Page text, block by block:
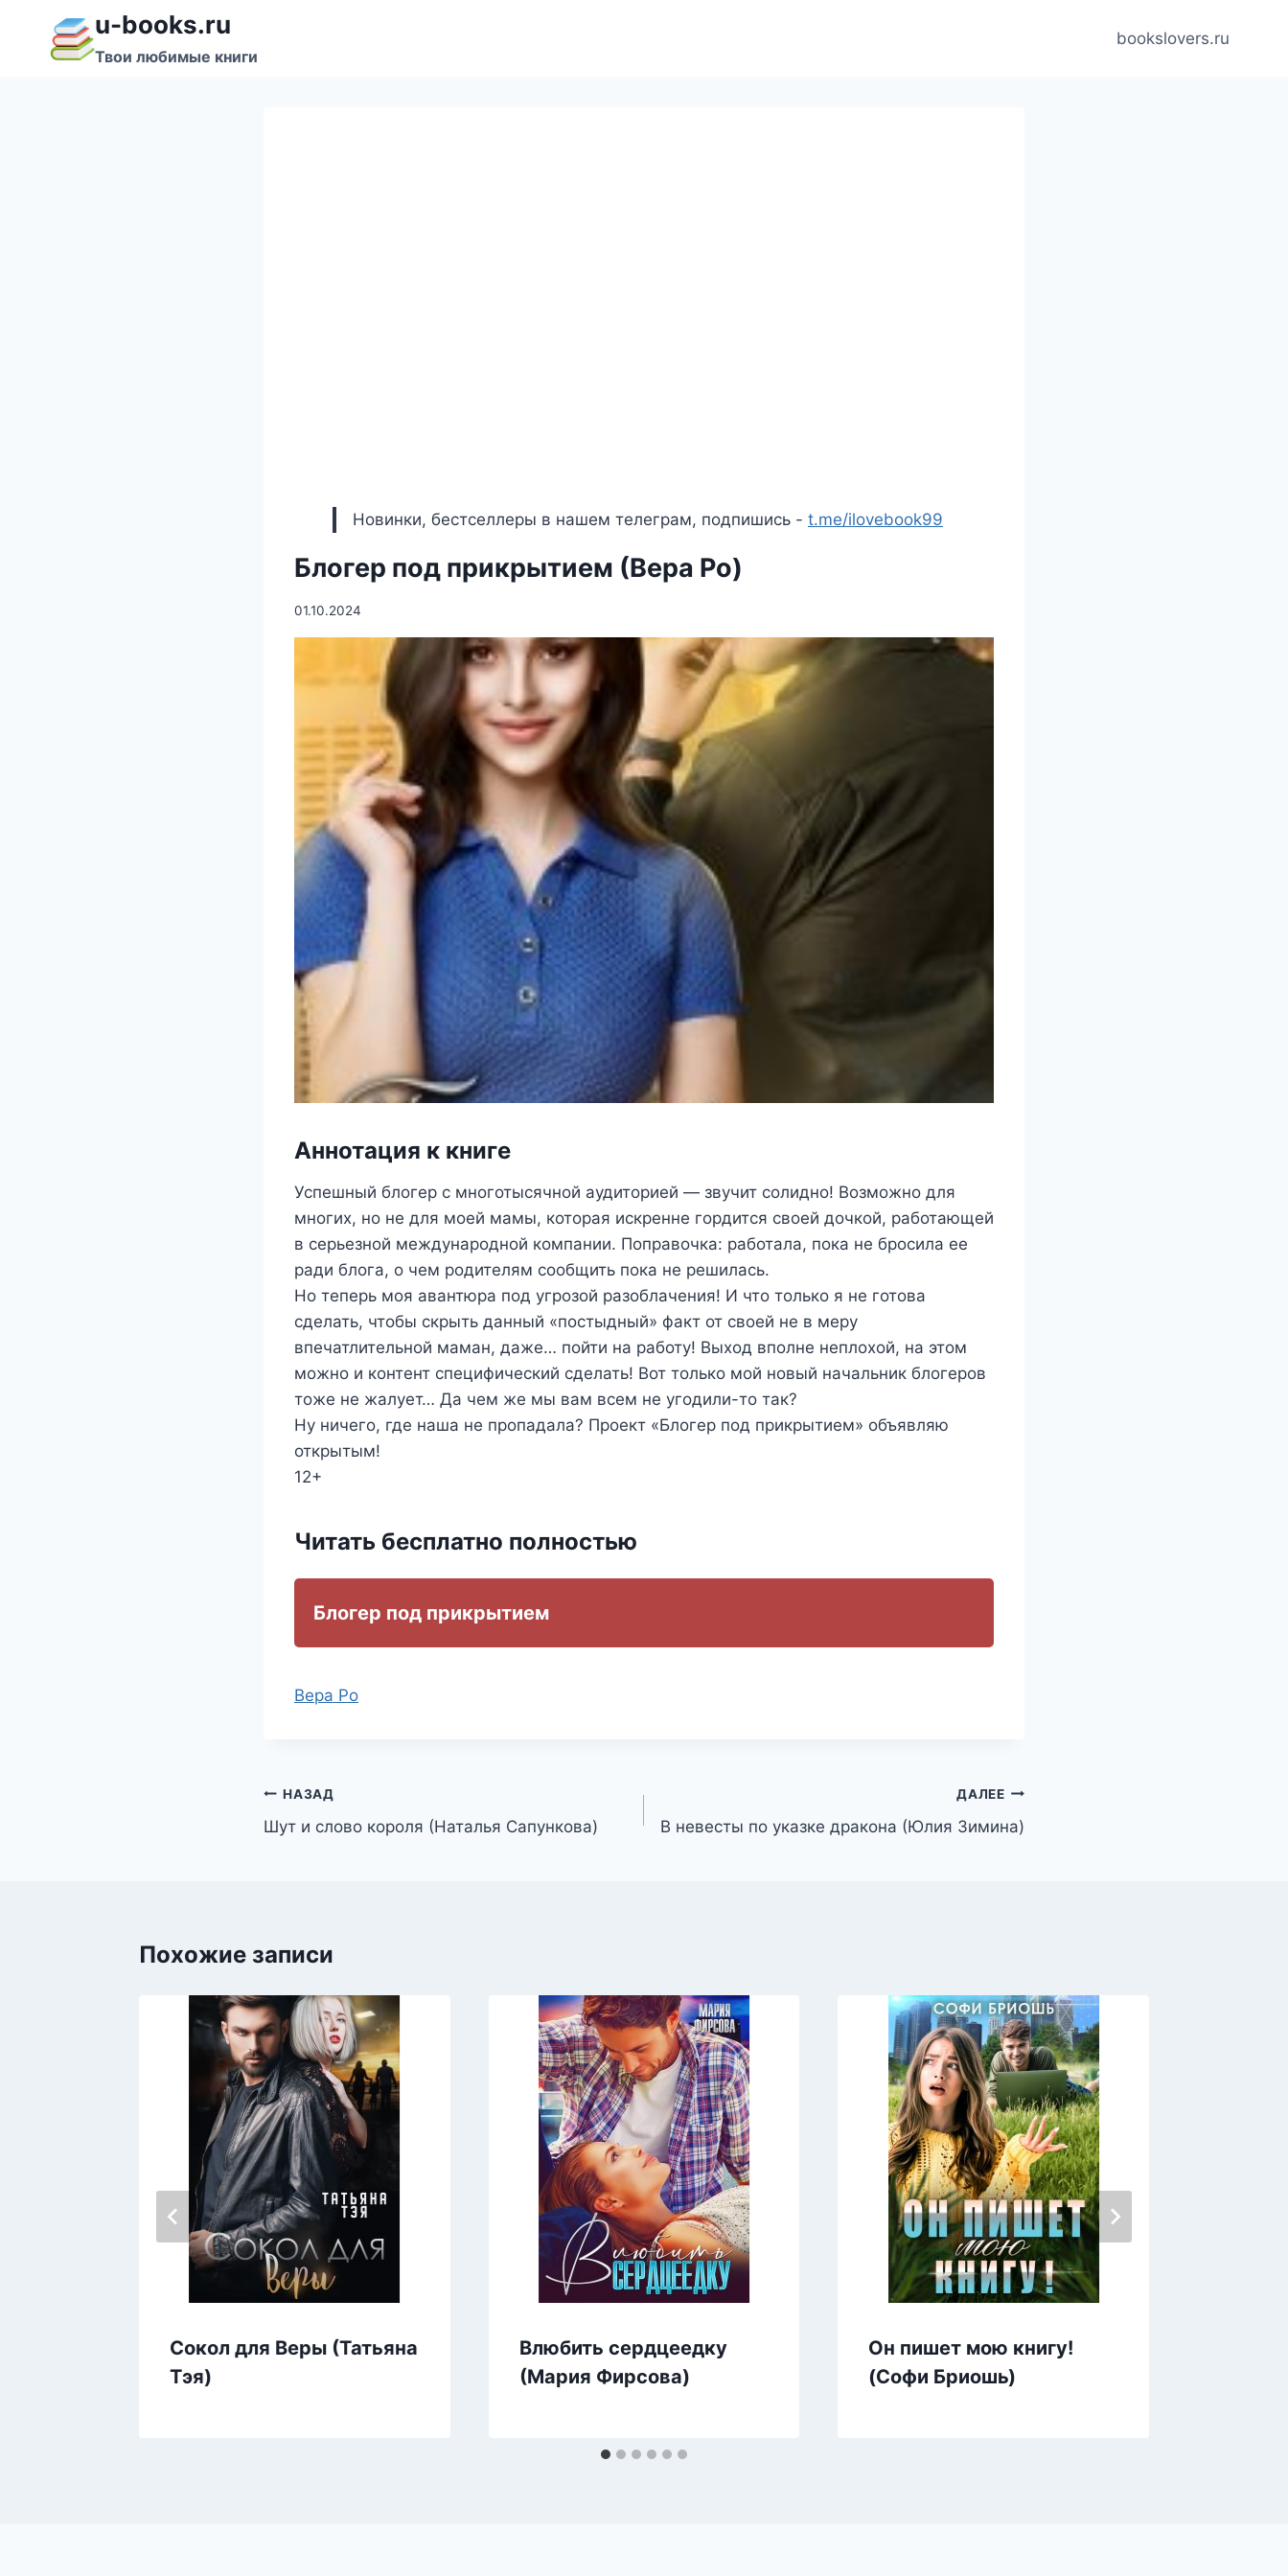
содержимому
u-books.ru
Твои любимые книги
bookslovers.ru
Новинки, бестселлеры в нашем телеграм, подпишись - t.me/ilovebook99
Блогер под прикрытием (Вера Ро)
01.10.2024
Аннотация к книге
Успешный блогер с многотысячной аудиторией — звучит солидно! Возможно для
многих, но не для моей мамы, которая искренне гордится своей дочкой, работающей
в серьезной международной компании. Поправочка: работала, пока не бросила ее
ради блога, о чем родителям сообщить пока не решилась.
Но теперь моя авантюра под угрозой разоблачения! И что только я не готова
сделать, чтобы скрыть данный «постыдный» факт от своей не в меру
впечатлительной маман, даже… пойти на работу! Выход вполне неплохой, на этом
можно и контент специфический сделать! Вот только мой новый начальник блогеров
тоже не жалует… Да чем же мы вам всем не угодили-то так?
Ну ничего, где наша не пропадала? Проект «Блогер под прикрытием» объявляю
открытым!
12+
Читать бесплатно полностью
Блогер под прикрытием
Метки
Вера Ро
Навигация
по
НАЗАД
Шут и слово короля (Наталья Сапункова)
ДАЛЕЕ
В невесты по указке дракона (Юлия Зимина)
Похожие записи
Сокол для Веры (Татьяна
Тэя)
Влюбить сердцеедку
(Мария Фирсова)
Он пишет мою книгу!
(Софи Бриошь)